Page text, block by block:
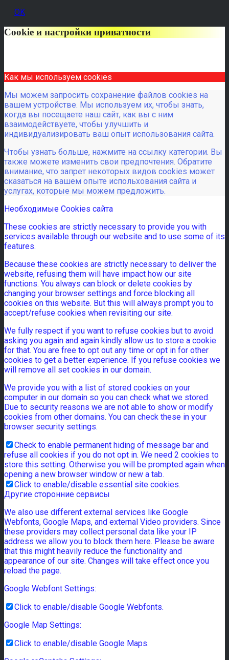
OK
Cookie и настройки приватности
Как мы используем cookies
Мы можем запросить сохранение файлов cookies на
вашем устройстве. Мы используем их, чтобы знать,
когда вы посещаете наш сайт, как вы с ним
взаимодействуете, чтобы улучшить и
индивидуализировать ваш опыт использования сайта.
Чтобы узнать больше, нажмите на ссылку категории. Вы
также можете изменить свои предпочтения. Обратите
внимание, что запрет некоторых видов cookies может
сказаться на вашем опыте испольхования сайта и
услугах, которые мы можем предложить.
Необходимые Cookies сайта
These cookies are strictly necessary to provide you with
services available through our website and to use some of its
features.
Because these cookies are strictly necessary to deliver the
website, refusing them will have impact how our site
functions. You always can block or delete cookies by
changing your browser settings and force blocking all
cookies on this website. But this will always prompt you to
accept/refuse cookies when revisiting our site.
We fully respect if you want to refuse cookies but to avoid
asking you again and again kindly allow us to store a cookie
for that. You are free to opt out any time or opt in for other
cookies to get a better experience. If you refuse cookies we
will remove all set cookies in our domain.
We provide you with a list of stored cookies on your
computer in our domain so you can check what we stored.
Due to security reasons we are not able to show or modify
cookies from other domains. You can check these in your
browser security settings.
Check to enable permanent hiding of message bar and
refuse all cookies if you do not opt in. We need 2 cookies to
store this setting. Otherwise you will be prompted again when
opening a new browser window or new a tab.
Click to enable/disable essential site cookies.
Другие сторонние сервисы
We also use different external services like Google
Webfonts, Google Maps, and external Video providers. Since
these providers may collect personal data like your IP
address we allow you to block them here. Please be aware
that this might heavily reduce the functionality and
appearance of our site. Changes will take effect once you
reload the page.
Google Webfont Settings:
Click to enable/disable Google Webfonts.
Google Map Settings:
Click to enable/disable Google Maps.